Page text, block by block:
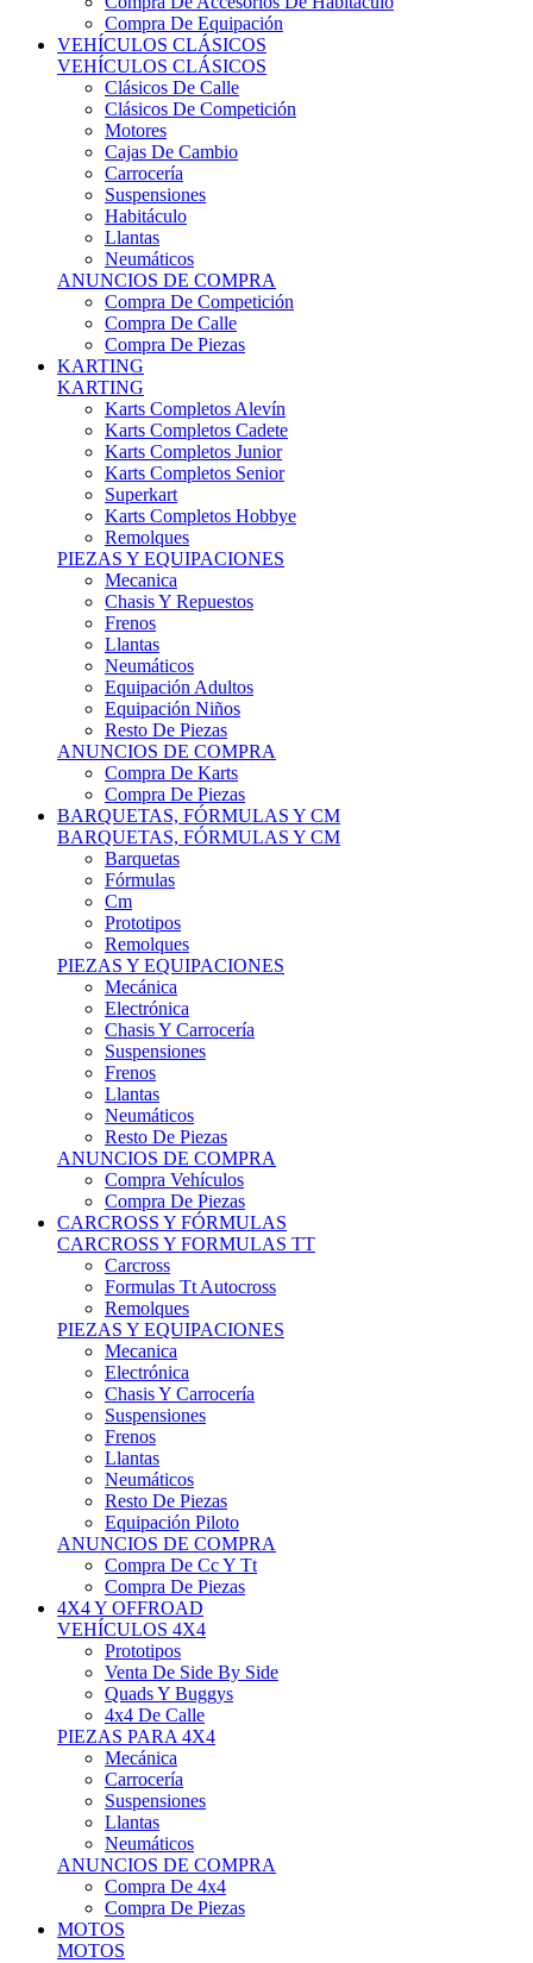
VEHÍCULOS CLÁSICOS
VEHÍCULOS CLÁSICOS
Clásicos De Calle
Clásicos De Competición
Motores
Cajas De Cambio
Carrocería
Suspensiones
Habitáculo
Llantas
Neumáticos
ANUNCIOS DE COMPRA
Compra De Competición
Compra De Calle
Compra De Piezas
KARTING
KARTING
Karts Completos Alevín
Karts Completos Cadete
Karts Completos Junior
Karts Completos Senior
Superkart
Karts Completos Hobbye
Remolques
PIEZAS Y EQUIPACIONES
Mecanica
Chasis Y Repuestos
Frenos
Llantas
Neumáticos
Equipación Adultos
Equipación Niños
Resto De Piezas
ANUNCIOS DE COMPRA
Compra De Karts
Compra De Piezas
BARQUETAS, FÓRMULAS Y CM
BARQUETAS, FÓRMULAS Y CM
Barquetas
Fórmulas
Cm
Prototipos
Remolques
PIEZAS Y EQUIPACIONES
Mecánica
Electrónica
Chasis Y Carrocería
Suspensiones
Frenos
Llantas
Neumáticos
Resto De Piezas
ANUNCIOS DE COMPRA
Compra Vehículos
Compra De Piezas
CARCROSS Y FÓRMULAS
CARCROSS Y FORMULAS TT
Carcross
Formulas Tt Autocross
Remolques
PIEZAS Y EQUIPACIONES
Mecanica
Electrónica
Chasis Y Carrocería
Suspensiones
Frenos
Llantas
Neumáticos
Resto De Piezas
Equipación Piloto
ANUNCIOS DE COMPRA
Compra De Cc Y Tt
Compra De Piezas
4X4 Y OFFROAD
VEHÍCULOS 4X4
Prototipos
Venta De Side By Side
Quads Y Buggys
4x4 De Calle
PIEZAS PARA 4X4
Mecánica
Carrocería
Suspensiones
Llantas
Neumáticos
ANUNCIOS DE COMPRA
Compra De 4x4
Compra De Piezas
MOTOS
MOTOS
Motos De Circuito